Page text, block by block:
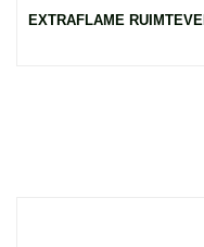
EXTRAFLAME